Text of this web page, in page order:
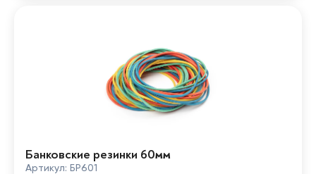
Банковские резинки 60мм
Артикул: БР601